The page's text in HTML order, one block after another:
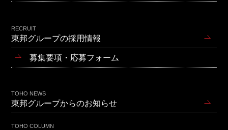
RECRUIT
東邦グループの採用情報
募集要項・応募フォーム
TOHO NEWS
東邦グループからのお知らせ
TOHO COLUMN